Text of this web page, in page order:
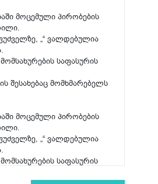
მოცემული პირობების
„“ ვალდებულია
საფასურის
შესახებაც მომხმარებელს
მოცემული პირობების
„“ ვალდებულია
საფასურის